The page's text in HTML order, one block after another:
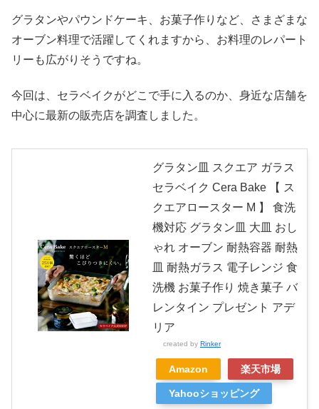
グラタンやパウンドケーキ、お菓子作りなど、さまざまな
オーブン料理で活躍してくれますから、お料理のレパート
リーも広がりそうですね。
今回は、セラベイクがどこで手に入るのか、身近な店舗を
中心に最新の販売店を調査しました。
グラタン皿 スクエア ガラス
セラベイク Cera Bake 【 ス
クエアロースター M 】 食洗
機対応 グラタン皿 大皿 おし
ゃれ オーブン 耐熱容器 耐熱
皿 耐熱ガラス 電子レンジ 食
洗機 お菓子作り 焼き菓子 バ
レンタイン プレゼント アデ
リア
created by Rinker
Amazon 楽天市場
Yahooショッピング